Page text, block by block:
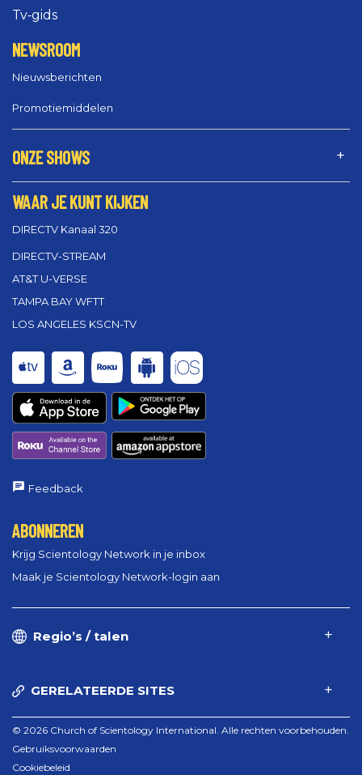
Tv‑gids
NEWSROOM
Nieuwsberichten
Promotiemiddelen
ONZE SHOWS
WAAR JE KUNT KIJKEN
DIRECTV Kanaal 320
DIRECTV-STREAM
AT&T U-VERSE
TAMPA BAY WFTT
LOS ANGELES KSCN-TV
Feedback
ABONNEREN
Krijg Scientology Network in je inbox
Maak je Scientology Network-login aan
Regio’s / talen
GERELATEERDE SITES
© 2026 Church of Scientology International. Alle rechten voorbehouden.
Gebruiksvoorwaarden
Cookiebeleid